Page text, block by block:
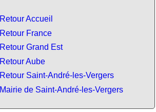
Retour Accueil
Retour France
Retour Grand Est
Retour Aube
Retour Saint-André-les-Vergers
Mairie de Saint-André-les-Vergers